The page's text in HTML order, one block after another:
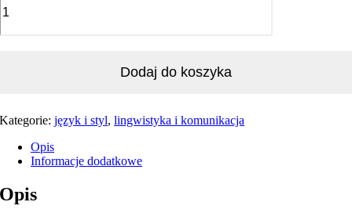
Dodaj do koszyka
Kategorie:język i styl,lingwistyka i komunikacja
Opis
Informacje dodatkowe
Opis